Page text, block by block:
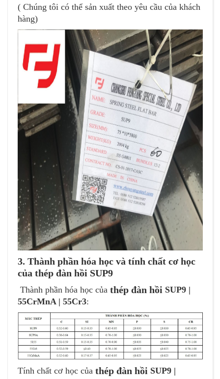
( Chúng tôi có thể sản xuất theo yêu cầu của khách
hàng)
3. Thành phần hóa học và tính chất cơ học
của thép đàn hồi SUP9
Thành phần hóa học của thép đàn hồi SUP9 |
55CrMnA | 55Cr3:
Tính chất cơ học của thép đàn hồi SUP9 |